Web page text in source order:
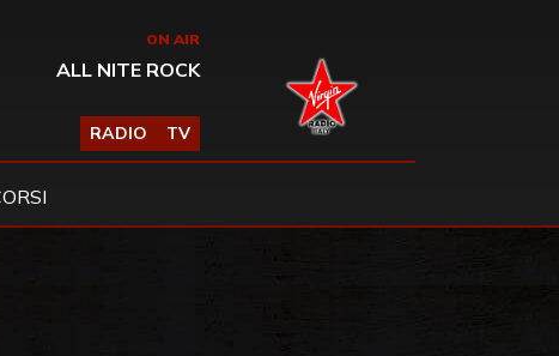
ON AIR
ALL NITE ROCK
RADIO TV